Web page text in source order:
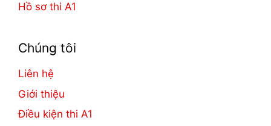
Hồ sơ thi A1
Chúng tôi
Liên hệ
Giới thiệu
Điều kiện thi A1